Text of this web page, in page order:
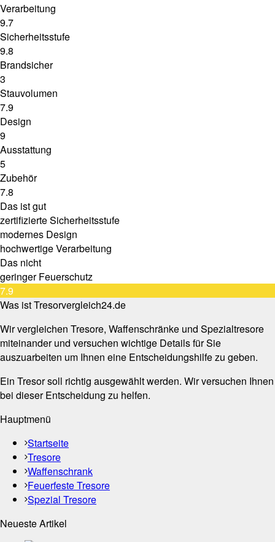
Verarbeitung
9.7
Sicherheitsstufe
9.8
Brandsicher
3
Stauvolumen
7.9
Design
9
Ausstattung
5
Zubehör
7.8
Das ist gut
zertifizierte Sicherheitsstufe
modernes Design
hochwertige Verarbeitung
Das nicht
geringer Feuerschutz
7.9
Was ist Tresorvergleich24.de
Wir vergleichen Tresore, Waffenschränke und Spezialtresore
miteinander und versuchen wichtige Details für Sie
auszuarbeiten um Ihnen eine Entscheidungshilfe zu geben.
Ein Tresor soll richtig ausgewählt werden. Wir versuchen Ihnen
bei dieser Entscheidung zu helfen.
Hauptmenü
Startseite
Tresore
Waffenschrank
Feuerfeste Tresore
Spezial Tresore
Neueste Artikel